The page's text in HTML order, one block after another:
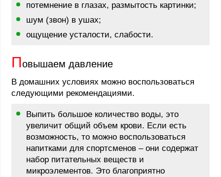
потемнение в глазах, размытость картинки;
шум (звон) в ушах;
ощущение усталости, слабости.
Повышаем давление
В домашних условиях можно воспользоваться
следующими рекомендациями.
Выпить большое количество воды, это
увеличит общий объем крови. Если есть
возможность, то можно воспользоваться
напитками для спортсменов – они содержат
набор питательных веществ и
микроэлементов. Это благоприятно